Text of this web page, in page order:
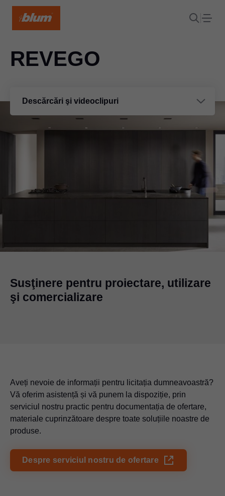
Descărcări şi videoclipuri
REVEGO
Susţinere pentru proiectare, utilizare
şi comercializare
Aveți nevoie de informații pentru licitația dumneavoastră?
Vă oferim asistență și vă punem la dispoziție, prin
serviciul nostru practic pentru documentația de ofertare,
materiale cuprinzătoare despre toate soluțiile noastre de
produse.
Despre serviciul nostru de ofertare